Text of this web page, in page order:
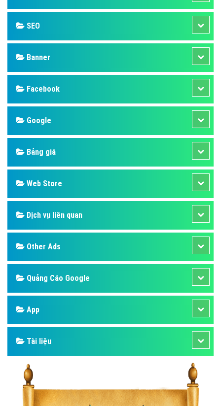
SEO
Banner
Facebook
Google
Bảng giá
Web Store
Dịch vụ liên quan
Other Ads
Quảng Cáo Google
App
Tài liệu